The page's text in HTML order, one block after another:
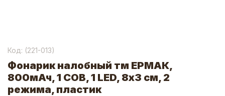
Код: (221-013)
Фонарик налобный тм ЕРМАК,
800мАч, 1 COB, 1 LED, 8х3 см, 2
режима, пластик